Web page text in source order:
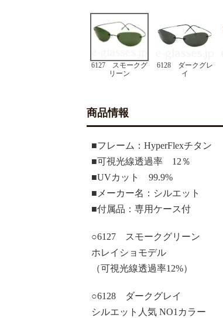
6127 スモークグ
リーン
6128 ダークグレ
イ
商品情報
■フレーム：HyperFlexチタン
■可視光線透過率 12％
■UVカット 99.9%
■メーカー名：シルエット
■付属品：専用ケース付
○6127 スモークグリーン
ホレイショモデル
（可視光線透過率12%）
○6128 ダークグレイ
シルエット人気 NO1カラー